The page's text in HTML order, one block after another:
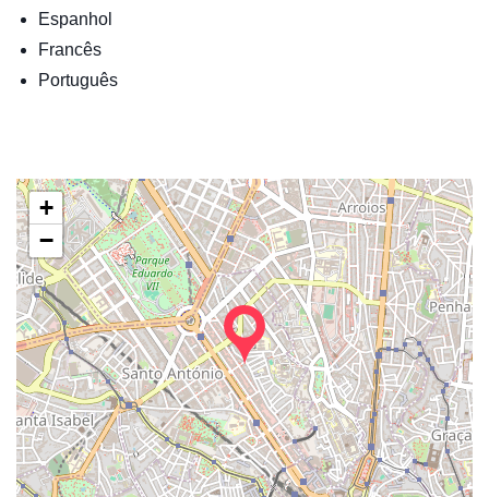
Espanhol
Francês
Português
+
−